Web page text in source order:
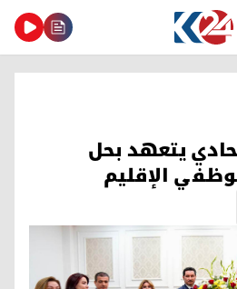
يتعهد بحل
الإقليم